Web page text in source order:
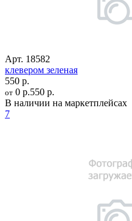
Арт. 18582
клевером зеленая
550 р.
от 0 р.550 р.
В наличии на маркетплейсах
7